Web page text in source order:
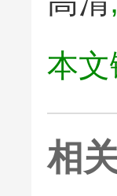
本文
相